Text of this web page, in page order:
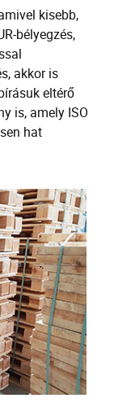
kisebb,
bélyegzés,
akkor is
eltérő
is, amely ISO
hat